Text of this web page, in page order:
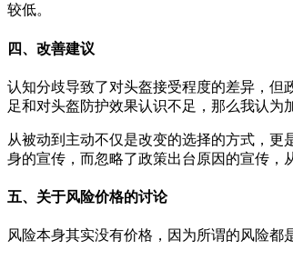
较低。
四、改善建议
认知分歧导致了对头盔接受程度的差异，但
足和对头盔防护效果认识不足，那么我认为
从被动到主动不仅是改变的选择的方式，
身的宣传，而忽略了政策出台原因的宣传，
五、关于风险价格的讨论
风险本身其实没有价格，因为所谓的风险都